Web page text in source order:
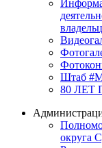
Штаб
80 ЛЕТ
округа